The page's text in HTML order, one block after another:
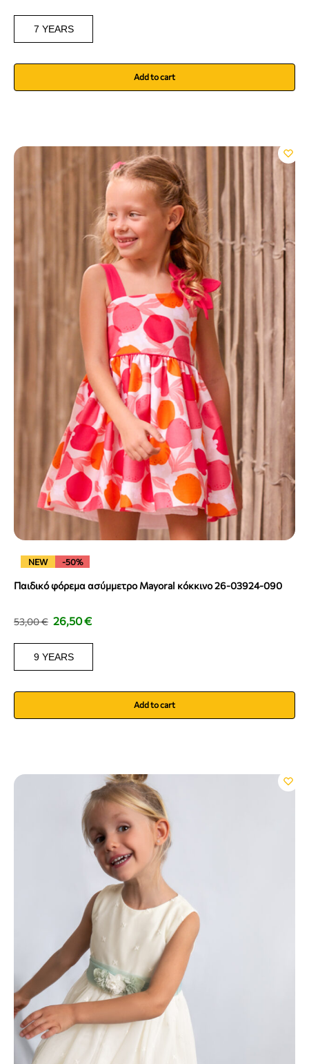
7 YEARS
Add to cart
NEW -50%
Παιδικό φόρεμα ασύμμετρο Mayoral κόκκινο 26-03924-090
53,00€ 26,50€
9 YEARS
Add to cart